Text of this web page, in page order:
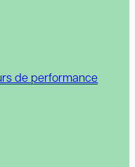
de performance